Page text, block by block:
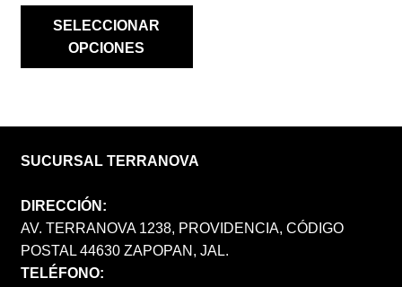
$ 1,980.00.
SELECCIONAR
OPCIONES
SUCURSAL TERRANOVA
DIRECCIÓN:
AV. TERRANOVA 1238, PROVIDENCIA, CÓDIGO
POSTAL 44630 ZAPOPAN, JAL.
TELÉFONO: